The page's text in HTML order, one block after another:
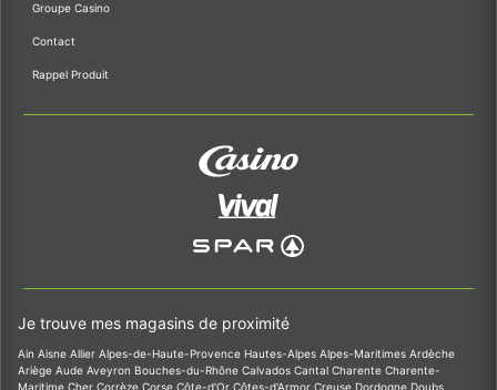
Groupe Casino
Contact
Rappel Produit
Je trouve mes magasins de proximité
Ain Aisne Allier Alpes-de-Haute-Provence Hautes-Alpes Alpes-Maritimes Ardèche
Ariège Aude Aveyron Bouches-du-Rhône Calvados Cantal Charente Charente-
Maritime Cher Corrèze Corse Côte-d'Or Côtes-d'Armor Creuse Dordogne Doubs